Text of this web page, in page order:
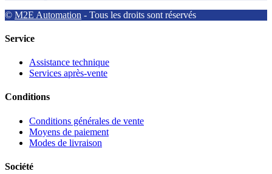
© M2E Automation - Tous les droits sont réservés
Service
Assistance technique
Services après-vente
Conditions
Conditions générales de vente
Moyens de paiement
Modes de livraison
Société